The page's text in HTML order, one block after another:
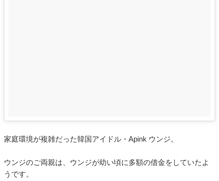
家庭環境が複雑だった韓国アイドル・Apink ウンジ。
ウンジのご両親は、ウンジが幼い頃に多額の借金をしていたよ
うです。